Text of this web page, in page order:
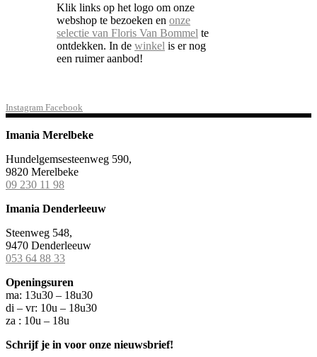
Klik links op het logo om onze
webshop te bezoeken en onze
selectie van Floris Van Bommel te
ontdekken. In de winkel is er nog
een ruimer aanbod!
Instagram Facebook
Imania Merelbeke
Hundelgemsesteenweg 590,
9820 Merelbeke
09 230 11 98
Imania Denderleeuw
Steenweg 548,
9470 Denderleeuw
053 64 88 33
Openingsuren
ma: 13u30 – 18u30
di – vr: 10u – 18u30
za : 10u – 18u
Schrijf je in voor onze nieuwsbrief!